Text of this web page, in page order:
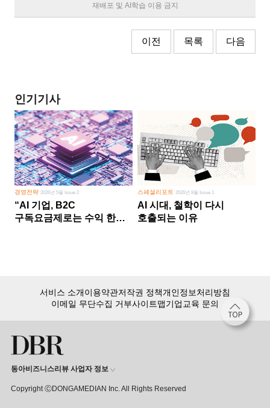
재배포 및 AI학습 이용 금지
이전 목록 다음
인기기사
경영전략 2026년 5월 Issue 2
“AI 기업, B2C
구독요금제로는 수익 한계
스페셜리포트 2026년 8월 Issue 1
AI 시대, 철학이 다시
호출되는 이유
서비스 소개이용약관저작권 정책개인정보처리방침
이메일 무단수집 거부사이트맵기업교육 문의
동아비즈니스리뷰 사업자 정보
Copyright ⒸDONGAMEDIAN Inc. All Rights Reserved